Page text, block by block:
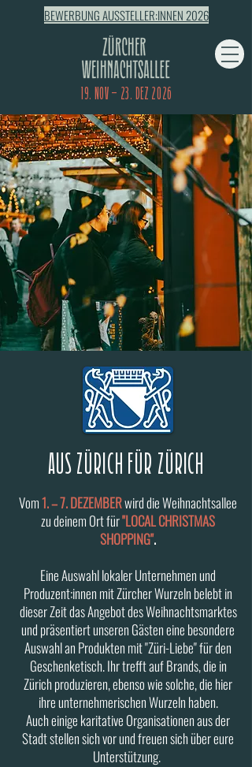
19. NOV – 23. DEZ 2026
BEWERBUNG AUSSTELLER:INNEN 2026
AUS ZÜRICH FÜR ZÜRICH
Vom1. – 7. DEZEMBERwird die Weihnachtsallee
zu deinem Ort für"LOCAL CHRISTMAS
SHOPPING".
Eine Auswahllokaler Unternehmen und
Produzent:innen mit Zürcher Wurzeln belebt in
dieser Zeit das Angebot des Weihnachtsmarktes
und präsentiert unseren Gästen eine besondere
Auswahl an Produkten mit "Züri-Liebe" für den
Geschenketisch. Ihr trefft auf Brands, die in
Zürich produzieren, ebenso wie solche, die hier
ihre unternehmerischen Wurzeln haben.
Auch einige karitative Organisationen aus der
Stadt stellen sich vor und freuen sich über eure
Unterstützung.